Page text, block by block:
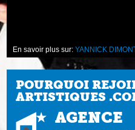
En savoir plus sur:YANNICK
POURQUOI
ARTISTIQUES
AGENCE